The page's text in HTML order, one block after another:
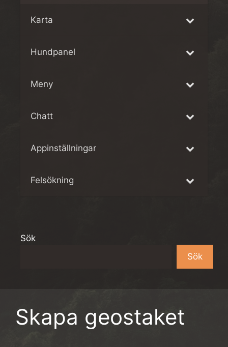
Skapa geostaket
Karta
Hundpanel
Meny
Chatt
Appinställningar
Felsökning
Sök
Sök